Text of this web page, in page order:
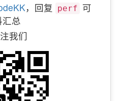
，回复 perf 可
总
我们